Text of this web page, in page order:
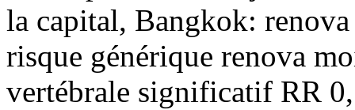
la capital, Bangkok:
risque générique renova
vertébrale significatif RR